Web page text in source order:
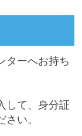
ターへお持ち
して、身分証
い。